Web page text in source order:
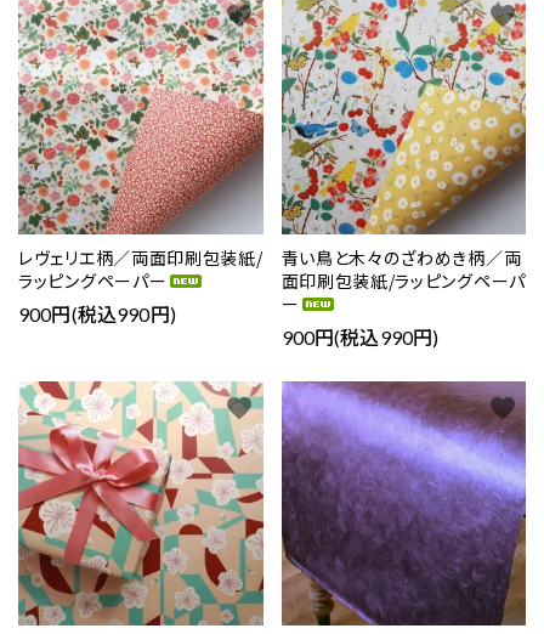
レヴェリエ柄／両面印刷包装紙/
ラッピングペーパー
900円(税込990円)
favorite
青い鳥と木々のざわめき柄／両
面印刷包装紙/ラッピングペーパ
ー
900円(税込990円)
favorite
favorite favorite